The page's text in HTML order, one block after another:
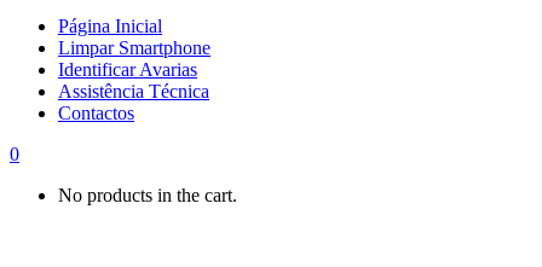
Página Inicial
Limpar Smartphone
Identificar Avarias
Assistência Técnica
Contactos
0
No products in the cart.